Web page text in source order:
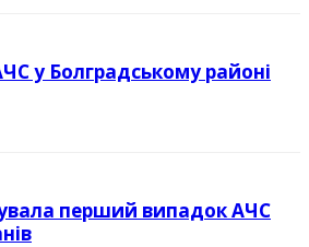
у Болградському районі
перший випадок АЧС